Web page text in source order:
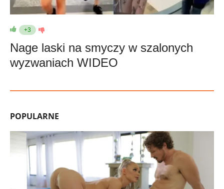
+3
Nage laski na smyczy w szalonych
wyzwaniach WIDEO
POPULARNE